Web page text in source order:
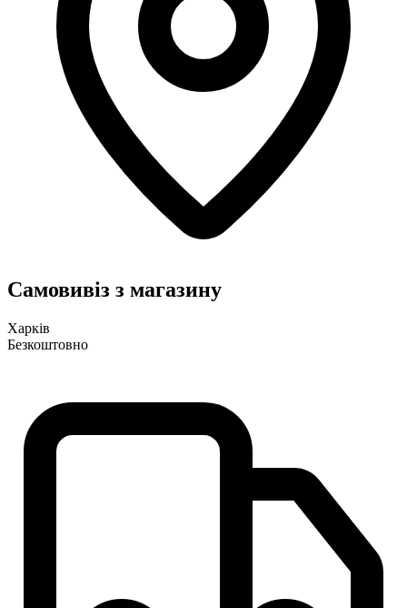
Самовивіз з магазину
Харків
Безкоштовно